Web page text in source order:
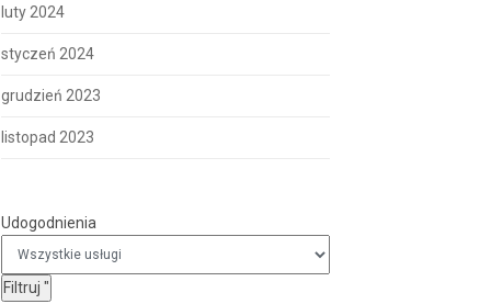
luty 2024
styczeń 2024
grudzień 2023
listopad 2023
Udogodnienia
Filtruj Udogodnienia
"